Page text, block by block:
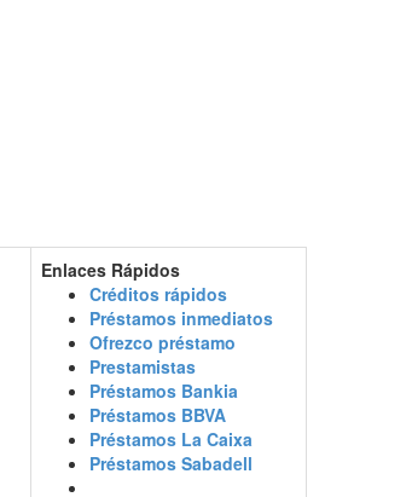
Enlaces Rápidos
Créditos rápidos
Préstamos inmediatos
Ofrezco préstamo
Prestamistas
Préstamos Bankia
Préstamos BBVA
Préstamos La Caixa
Préstamos Sabadell